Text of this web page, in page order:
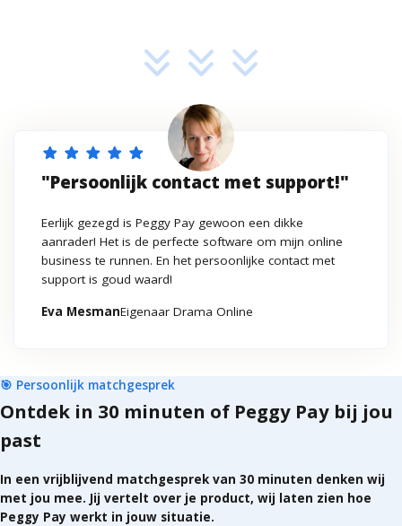
star star star star star
"Persoonlijk contact met support!"
Eerlijk gezegd is Peggy Pay gewoon een dikke
aanrader! Het is de perfecte software om mijn online
business te runnen. En het persoonlijke contact met
support is goud waard!
Eva MesmanEigenaar Drama Online
🎯 Persoonlijk matchgesprek
Ontdek in 30 minuten of Peggy Pay bij jou
past
In een vrijblijvend matchgesprek van 30 minuten denken wij
met jou mee. Jij vertelt over je product, wij laten zien hoe
Peggy Pay werkt in jouw situatie.